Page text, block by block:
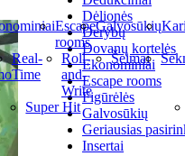
Dėlionės
Derybų
Dovanų kortelės
Ekonominiai
Escape rooms
Figūrėlės
Galvosūkių
Geriausias
Insertai
Escape
rooms
Galvosūkių
Real-
Time
Roll-
and-
Write
Šeimai
Super Hit